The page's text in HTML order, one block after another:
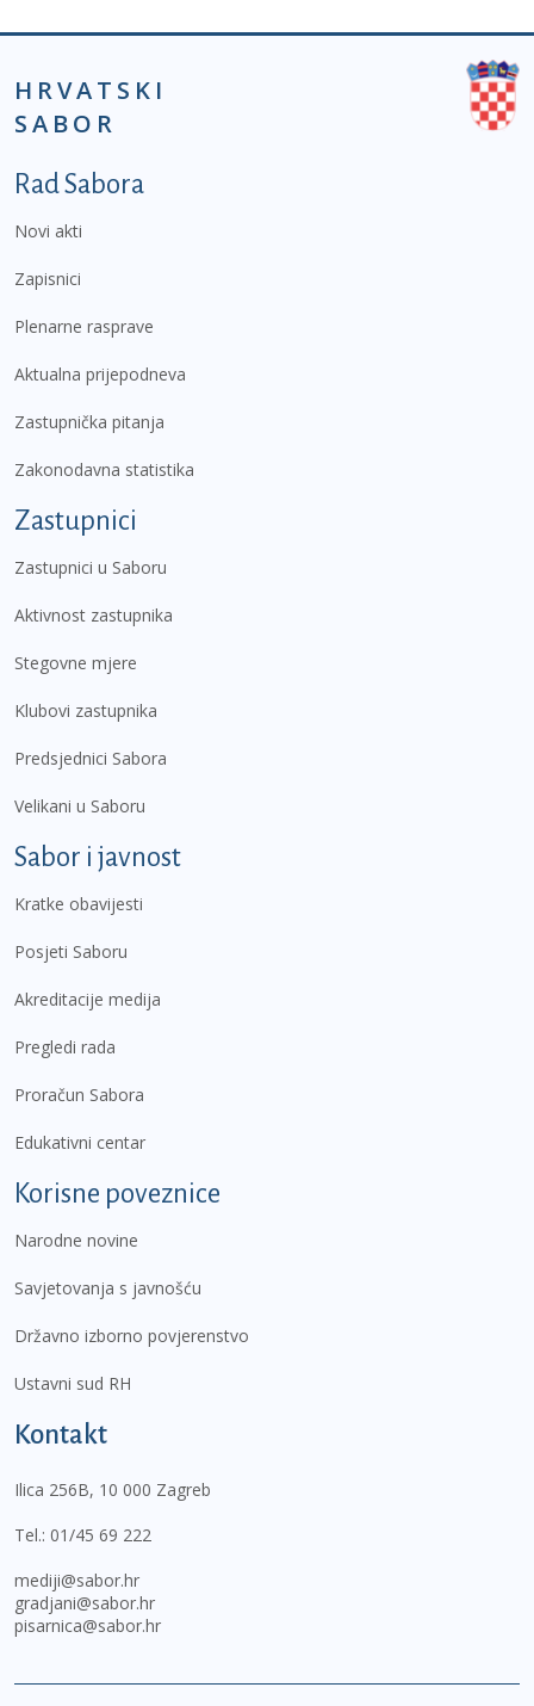
HRVATSKI
SABOR
Podnožje prvi izbornik
Rad Sabora
Novi akti
Zapisnici
Plenarne rasprave
Aktualna prijepodneva
Zastupnička pitanja
Zakonodavna statistika
Zastupnici
Zastupnici u Saboru
Aktivnost zastupnika
Stegovne mjere
Klubovi zastupnika
Predsjednici Sabora
Velikani u Saboru
Sabor i javnost
Kratke obavijesti
Posjeti Saboru
Akreditacije medija
Pregledi rada
Proračun Sabora
Edukativni centar
Korisne poveznice
Narodne novine
Savjetovanja s javnošću
Državno izborno povjerenstvo
Ustavni sud RH
Kontakt
Ilica 256B, 10 000 Zagreb
Tel.: 01/45 69 222
mediji@sabor.hr
gradjani@sabor.hr
pisarnica@sabor.hr